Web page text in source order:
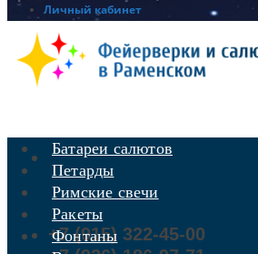
Личный кабинет
+7 (915) 322-45-00
Батареи салютов
Петарды
Римские свечи
Ракеты
Фонтаны